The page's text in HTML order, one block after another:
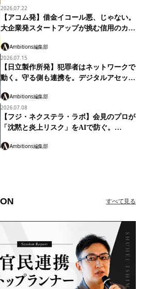
の経営知
大久保敬太
2026.07.22
大企業発スタートアップが挑む信用のカタ
チ「マネーのランプ」
Ambitions編集部
2026.07.15
【日立製作所発】犯罪者はネットワークで
動く。守る側も連携を。デジタルアセット
取引AML共同化構想
Ambitions編集部
2026.07.08
【フジ・ネクステラ・ラボ】会見のプロが
「沈黙と炎上リスク」をAIで防ぐ。